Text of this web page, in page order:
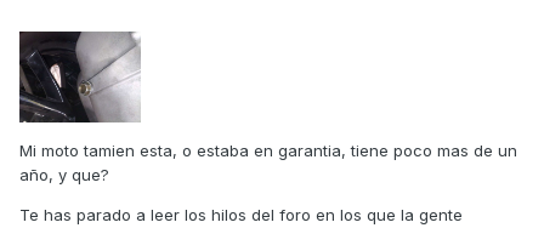
Mi moto tamien esta, o estaba en garantia, tiene poco mas de un
año, y que?
Te has parado a leer los hilos del foro en los que la gente